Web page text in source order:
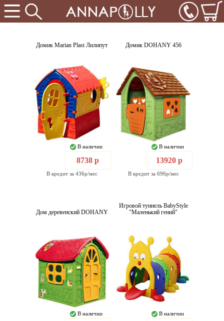
Домик Marian Plast Лилипут
В наличии
8738 р
В кредит за 436р/мес
Домик DOHANY 456
В наличии
13920 р
В кредит за 696р/мес
Дом деревенский DOHANY
В наличии
Игровой туннель BabyStyle
"Маленький гений"
В наличии